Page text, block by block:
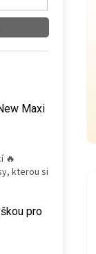
Maxi
🔥
kterou si
pro